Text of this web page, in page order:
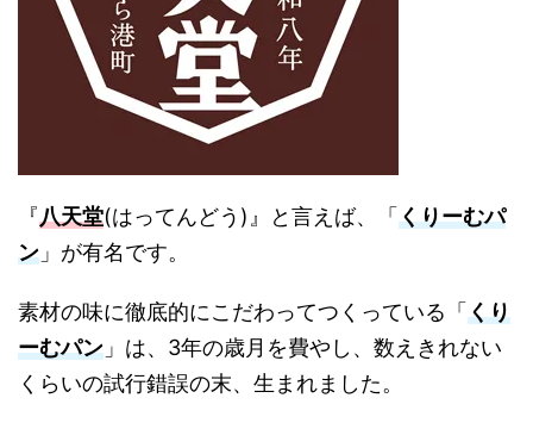
『八天堂(はってんどう)』と言えば、「 くりーむパ
ン 」が有名です。
素材の味に徹底的にこだわってつくっている「 くり
ーむパン 」は、3年の歳月を費やし、数えきれない
くらいの試行錯誤の末、生まれました。